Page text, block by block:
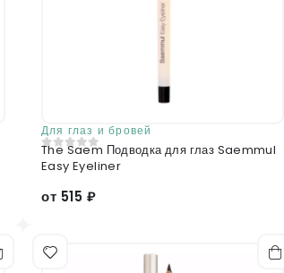
Для глаз и бровей
0из 5
The Saem Подводка для глаз Saemmul
Easy Eyeliner
от 515 ₽